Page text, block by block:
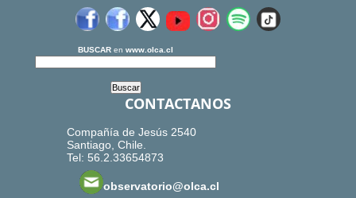
BUSCAR en www.olca.cl
CONTACTANOS
Compañía de Jesús 2540
Santiago, Chile.
Tel: 56.2.33654873
observatorio@olca.cl